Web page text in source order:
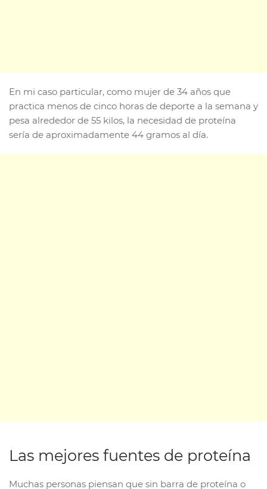
En mi caso particular, como mujer de 34 años que
practica menos de cinco horas de deporte a la semana y
pesa alrededor de 55 kilos, la necesidad de proteína
sería de aproximadamente 44 gramos al día.
Las mejores fuentes de proteína
Muchas personas piensan que sin barra de proteína o